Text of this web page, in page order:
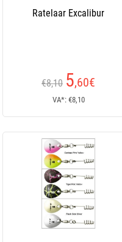
Ratelaar Excalibur
€8,10 5,60€
VA*: €8,10